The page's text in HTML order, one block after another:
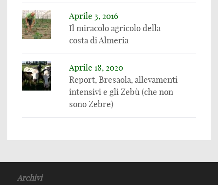
Aprile 3, 2016
Il miracolo agricolo della
costa di Almeria
Aprile 18, 2020
Report, Bresaola, allevamenti
intensivi e gli Zebù (che non
sono Zebre)
Archivi